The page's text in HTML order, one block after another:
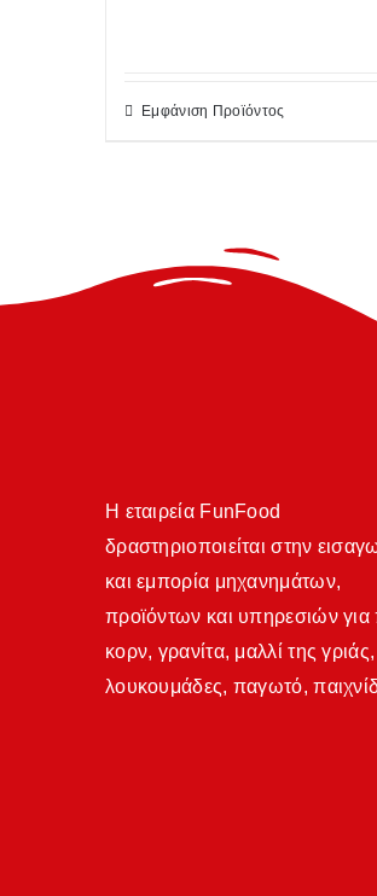
Εμφάνιση Προϊόντος
Η εταιρεία FunFood
δραστηριοποιείται στην
και εμπορία μηχανημάτων,
προϊόντων και υπηρεσιών
κορν, γρανίτα, μαλλί της γριάς,
λουκουμάδες, παγωτό,